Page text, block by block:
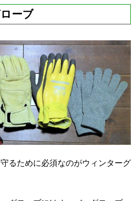
ーブ
るために必須なのがウィンターグ